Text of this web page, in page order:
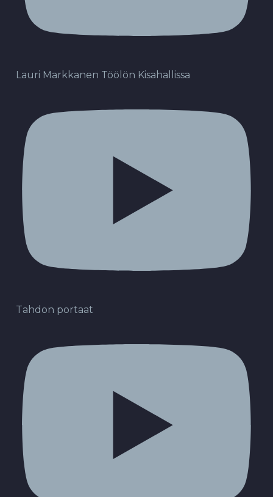
Lauri Markkanen Töölön Kisahallissa
Tahdon portaat